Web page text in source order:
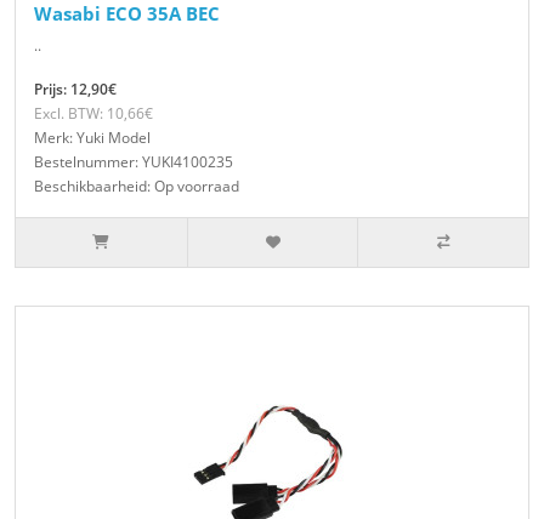
Wasabi ECO 35A BEC
..
Prijs: 12,90€
Excl. BTW: 10,66€
Merk: Yuki Model
Bestelnummer: YUKI4100235
Beschikbaarheid: Op voorraad